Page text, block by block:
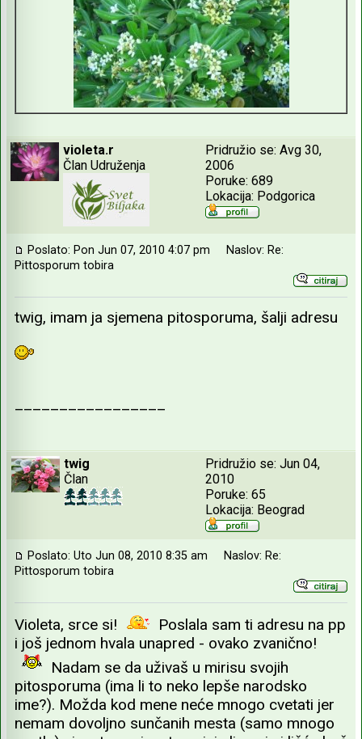
violeta.r
Član Udruženja
Pridružio se: Avg 30,
2006
Poruke: 689
Lokacija: Podgorica
Poslato: Pon Jun 07, 2010 4:07 pm
Naslov: Re:
Pittosporum tobira
twig, imam ja sjemena pitosporuma, šalji adresu
_________________
twig
Član
Pridružio se: Jun 04,
2010
Poruke: 65
Lokacija: Beograd
Poslato: Uto Jun 08, 2010 8:35 am
Naslov: Re:
Pittosporum tobira
Violeta, srce si!
Poslala sam ti adresu na pp
i još jednom hvala unapred - ovako zvanično!
Nadam se da uživaš u mirisu svojih
pitosporuma (ima li to neko lepše narodsko
ime?). Možda kod mene neće mnogo cvetati jer
nemam dovoljno sunčanih mesta (samo mnogo